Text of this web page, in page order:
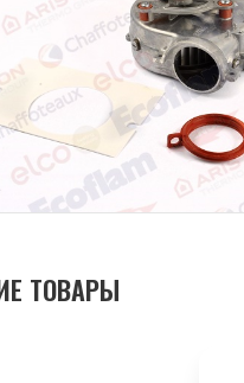
ТОВАРЫ